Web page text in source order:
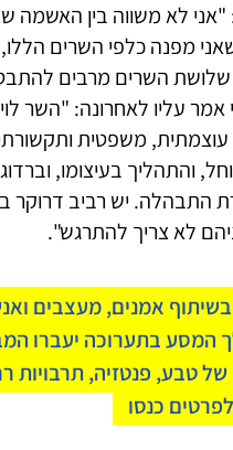
"אני לא משווה בין האשמה
מפנה כלפי השרים
השרים מרבים
עליו לאחרונה: "השר
משפטית
והתהליך בעיצומו,
התבהלה. יש רביב דרוקר
לא צריך להתרגש".
אמנים, מעצבים
המסע בתערוכה יעברו
טבע, פנטזיה, תרבויות
כנסו